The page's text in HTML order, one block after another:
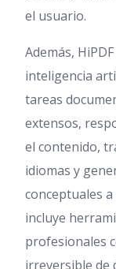
el usuario.
Además,
inteligencia
tareas
extensos,
el contenido,
idiomas y
conceptuales
incluye
profesionales
irreversible de